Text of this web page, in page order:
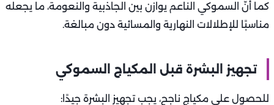
كما أنّ السموكي الناعم يوازن بين الجاذبية والنعومة، ما يجعله
مناسبًا للإطلالات النهارية والمسائية دون مبالغة.
تجهيز البشرة قبل المكياج السموكي
للحصول على مكياج ناجح، يجب تجهيز البشرة جيدًا: